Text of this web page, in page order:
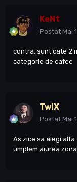
KeNt
Postat Mai
contra, sunt cate 2
categorie de cafee
TwiX
Postat Mai
As zice sa alegi
umplem aiurea zona